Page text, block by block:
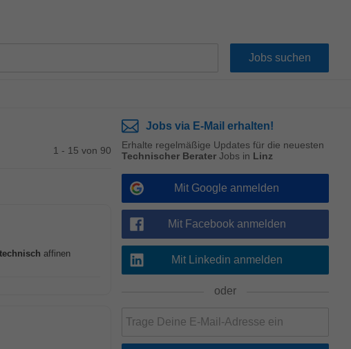
1 - 15 von 90
technisch affinen
Jobs via E-Mail erhalten!
Erhalte regelmäßige Updates für die neuesten
Technischer Berater Jobs in Linz
Mit Google anmelden
Mit Facebook anmelden
Mit Linkedin anmelden
oder